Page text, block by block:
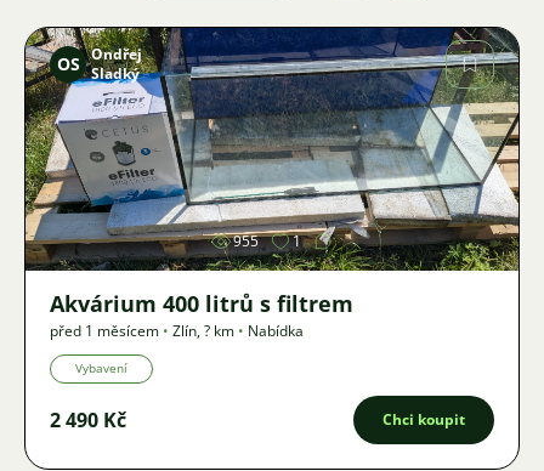
Obrázek
OS Ondřej
Sladký
955 1
Akvárium 400 litrů s filtrem
před 1 měsícem • Zlín,? km • Nabídka
Vybavení
2 490 Kč Chci koupit